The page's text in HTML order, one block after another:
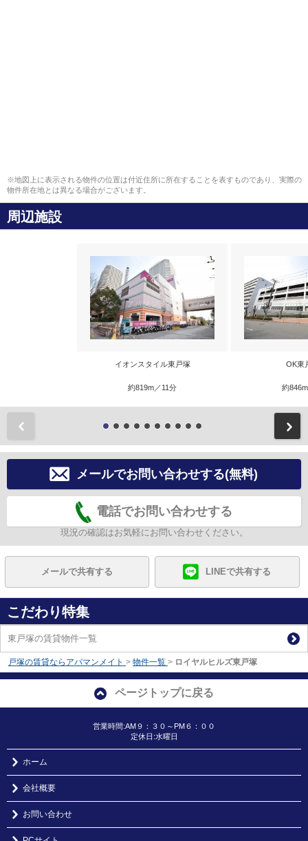
※地図上に表示される物件の位置は付近住所に所在することを表すものであり、実際の
物件所在地とは異なる場合がございます。
周辺施設
イオンスタイル東戸塚
約819m／11分
OK東
約
メールでお問い合わせする(無料)
電話でお問い合わせする
現況の確認はお気軽にお問い合わせください。
メールで共有する LINEで共有する
こだわり特集
東戸塚の賃貸物件一覧
戸塚の賃貸ならアパマンメイト > 物件一覧 > ロイヤルヒルズ東戸塚
ページトップに戻る
営業時間:AM９：３０～PM６：００
定休日:水曜日
ホーム
会社概要
お問い合わせ